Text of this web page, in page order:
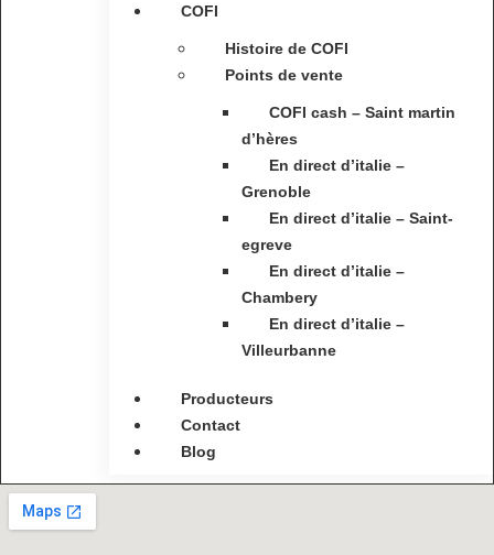
COFI
Histoire de COFI
Points de vente
COFI cash – Saint martin
d’hères
En direct d’italie –
Grenoble
En direct d’italie – Saint-
egreve
En direct d’italie –
Chambery
En direct d’italie –
Villeurbanne
Producteurs
Contact
Blog